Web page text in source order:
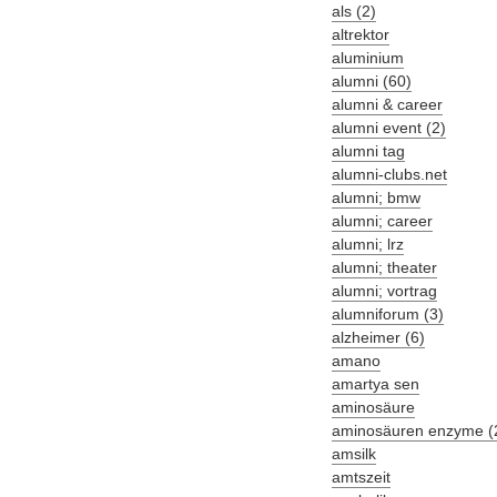
als (2)
altrektor
aluminium
alumni (60)
alumni & career
alumni event (2)
alumni tag
alumni-clubs.net
alumni; bmw
alumni; career
alumni; lrz
alumni; theater
alumni; vortrag
alumniforum (3)
alzheimer (6)
amano
amartya sen
aminosäure
aminosäuren enzyme
amsilk
amtszeit